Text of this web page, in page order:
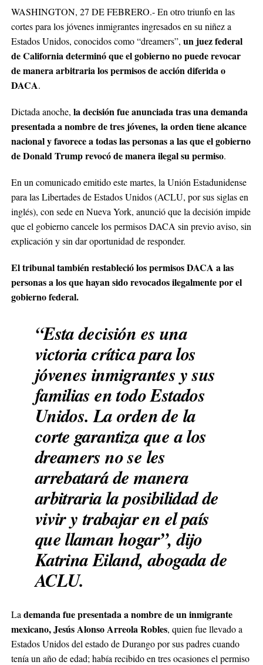
WASHINGTON, 27 DE FEBRERO.- En otro triunfo en las
cortes para los jóvenes inmigrantes ingresados en su niñez a
Estados Unidos, conocidos como “dreamers”, un juez federal
de California determinó que el gobierno no puede revocar
de manera arbitraria los permisos de acción diferida o
DACA.
Dictada anoche, la decisión fue anunciada tras una demanda
presentada a nombre de tres jóvenes, la orden tiene alcance
nacional y favorece a todas las personas a las que el gobierno
de Donald Trump revocó de manera ilegal su permiso.
En un comunicado emitido este martes, la Unión Estadunidense
para las Libertades de Estados Unidos (ACLU, por sus siglas en
inglés), con sede en Nueva York, anunció que la decisión impide
que el gobierno cancele los permisos DACA sin previo aviso, sin
explicación y sin dar oportunidad de responder.
El tribunal también restableció los permisos DACA a las
personas a los que hayan sido revocados ilegalmente por el
gobierno federal.
“Esta decisión es una
victoria crítica para los
jóvenes inmigrantes y sus
familias en todo Estados
Unidos. La orden de la
corte garantiza que a los
dreamers no se les
arrebatará de manera
arbitraria la posibilidad de
vivir y trabajar en el país
que llaman hogar”, dijo
Katrina Eiland, abogada de
ACLU.
La demanda fue presentada a nombre de un inmigrante
mexicano, Jesús Alonso Arreola Robles, quien fue llevado a
Estados Unidos del estado de Durango por sus padres cuando
tenía un año de edad; había recibido en tres ocasiones el permiso